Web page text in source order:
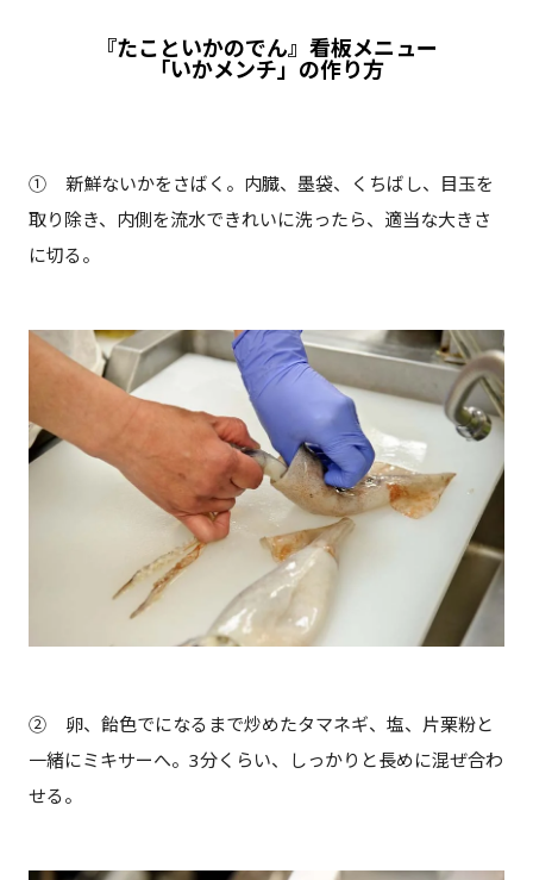
『たこといかのでん』看板メニュー
「いかメンチ」の作り方
① 新鮮ないかをさばく。内臓、墨袋、くちばし、目玉を
取り除き、内側を流水できれいに洗ったら、適当な大きさ
に切る。
② 卵、飴色でになるまで炒めたタマネギ、塩、片栗粉と
一緒にミキサーへ。3分くらい、しっかりと長めに混ぜ合わ
せる。